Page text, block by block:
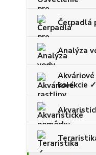
Čerpadlá
Analýza
kolekcie ✓